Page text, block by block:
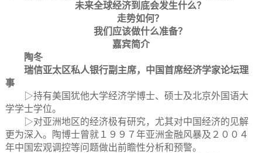
未来全球经济到底会发生什么？
走势如何？
我们应该做什么准备？
嘉宾简介
陶冬
瑞信亚太区私人银行副主席，中国首席经济学家论坛理
事
▷持有美国犹他大学经济学博士、硕士及北京外国语大
学学士学位。
▷对亚洲地区的经济极有研究，尤其对中国经济的见解
更为深入。陶博士曾就１９９７年亚洲金融风暴及２００４
年中国宏观调控等问题做出前瞻性分析和预警。